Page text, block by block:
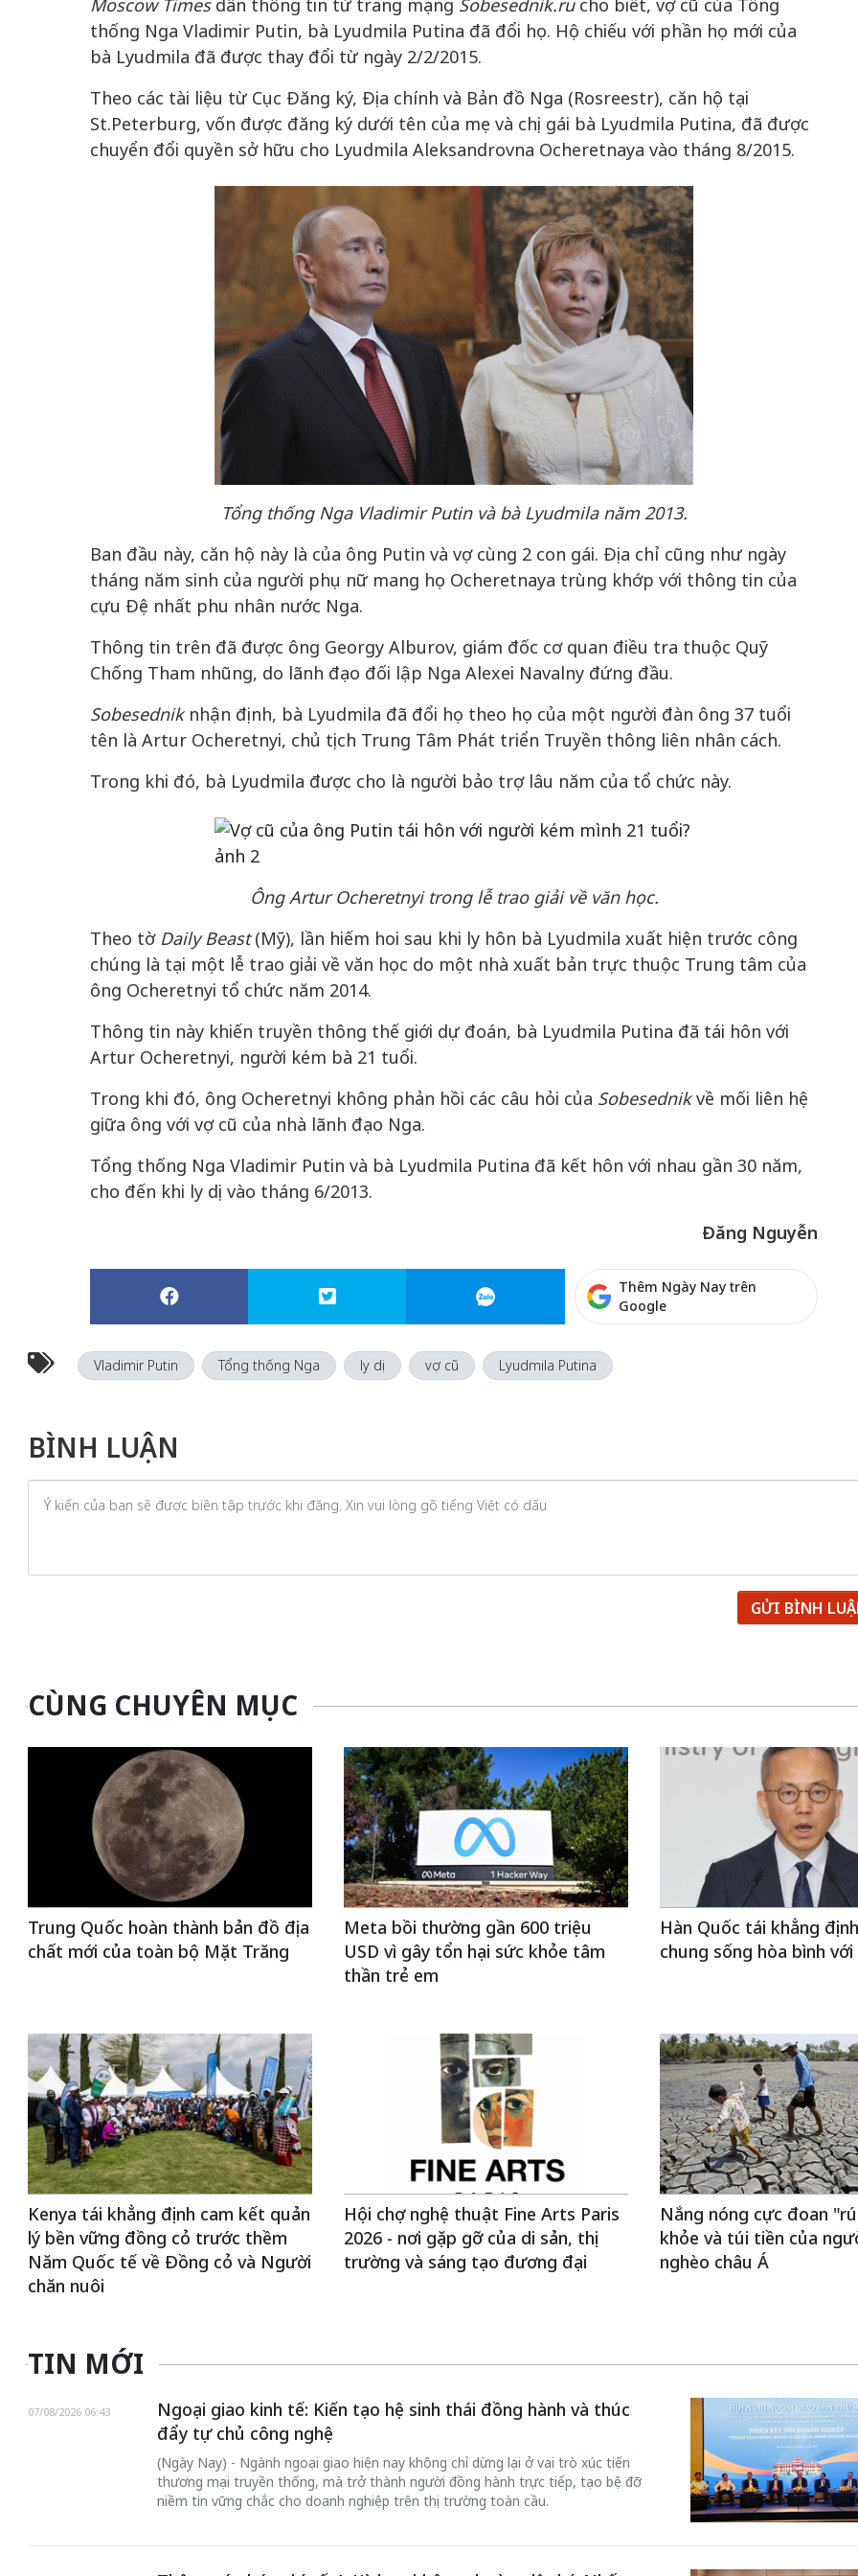
Moscow Timesdẫn thông tin từ trang mạng Sobesednik.rucho biết, vợ cũ của Tổng
thống Nga Vladimir Putin, bà Lyudmila Putina đã đổi họ. Hộ chiếu với phần họ mới của
bà Lyudmila đã được thay đổi từ ngày 2/2/2015.
Theo các tài liệu từ Cục Đăng ký, Địa chính và Bản đồ Nga (Rosreestr), căn hộ tại
St.Peterburg, vốn được đăng ký dưới tên của mẹ và chị gái bà Lyudmila Putina, đã được
chuyển đổi quyền sở hữu cho Lyudmila Aleksandrovna Ocheretnaya vào tháng 8/2015.
Tổng thống Nga Vladimir Putin và bà Lyudmila năm 2013.
Ban đầu này, căn hộ này là của ông Putin và vợ cùng 2 con gái. Địa chỉ cũng như ngày
tháng năm sinh của người phụ nữ mang họ Ocheretnaya trùng khớp với thông tin của
cựu Đệ nhất phu nhân nước Nga.
Thông tin trên đã được ông Georgy Alburov, giám đốc cơ quan điều tra thuộc Quỹ
Chống Tham nhũng, do lãnh đạo đối lập Nga Alexei Navalny đứng đầu.
Sobesedniknhận định, bà Lyudmila đã đổi họ theo họ của một người đàn ông 37 tuổi
tên là Artur Ocheretnyi, chủ tịch Trung Tâm Phát triển Truyền thông liên nhân cách.
Trong khi đó, bà Lyudmila được cho là người bảo trợ lâu năm của tổ chức này.
Ông Artur Ocheretnyi trong lễ trao giải về văn học.
Theo tờ Daily Beast(Mỹ), lần hiếm hoi sau khi ly hôn bà Lyudmila xuất hiện trước công
chúng là tại một lễ trao giải về văn học do một nhà xuất bản trực thuộc Trung tâm của
ông Ocheretnyi tổ chức năm 2014.
Thông tin này khiến truyền thông thế giới dự đoán, bà Lyudmila Putina đã tái hôn với
Artur Ocheretnyi, người kém bà 21 tuổi.
Trong khi đó, ông Ocheretnyi không phản hồi các câu hỏi của Sobesednikvề mối liên hệ
giữa ông với vợ cũ của nhà lãnh đạo Nga.
Tổng thống Nga Vladimir Putin và bà Lyudmila Putina đã kết hôn với nhau gần 30 năm,
cho đến khi ly dị vào tháng 6/2013.
Đăng Nguyễn
Thêm Ngày Nay trên
Google
Vladimir Putin Tổng thống Nga ly dị vợ cũ Lyudmila Putina
BÌNH LUẬN
GỬI BÌNH
50 năm Việt Nam gia
nhập UNESCO: Khơi
nguồn nội lực văn hóa,
tạo | Kỳ 4: Sáng kiến
50 năm Việt Nam gia
nhập UNESCO: Khơi
nguồn nội lực văn hóa,
tạo | Kỳ 3: Hội nhập
quốc tế bằng bản lĩnh
Việt Nam
nhập UNESCO: Khơi
nguồn nội lực văn hóa,
định hình vị thế kiến
hòa bình thể hiện trong
quyết định lịch sử
nhập
nguồn nội lực,
CÙNG CHUYÊN MỤC
Trung Quốc hoàn thành bản đồ địa
chất mới của toàn bộ Mặt Trăng
Meta bồi thường gần 600 triệu
USD vì gây tổn hại sức khỏe tâm
thần trẻ em
Hàn Quốc tái khẳng
chung sống hòa bình
Kenya tái khẳng định cam kết quản
lý bền vững đồng cỏ trước thềm
Năm Quốc tế về Đồng cỏ và Người
chăn nuôi
Hội chợ nghệ thuật Fine Arts Paris
2026 - nơi gặp gỡ của di sản, thị
trường và sáng tạo đương đại
Nắng nóng cực đoan
khỏe và túi tiền của
nghèo châu Á
TIN MỚI
Ngoại giao kinh tế: Kiến tạo hệ sinh thái đồng hành và thúc
đẩy tự chủ công nghệ
07/08/2026 06:43
(Ngày Nay) - Ngành ngoại giao hiện nay không chỉ dừng lại ở vai trò xúc tiến
thương mại truyền thống, mà trở thành người đồng hành trực tiếp, tạo bệ đỡ
niềm tin vững chắc cho doanh nghiệp trên thị trường toàn cầu.